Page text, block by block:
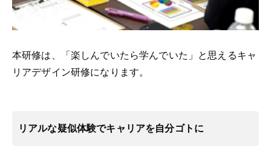
本研修は、
「楽しんでいたら学んでいた」と思えるキャ
リアデザイン研修になります。
リアルな疑似体験でキャリアを自分ゴトに